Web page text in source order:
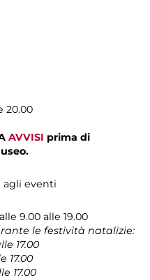
20.00
AVVISI prima di
agli eventi
9.00 alle 19.00
le festività natalizie:
17.00
17.00
17.00